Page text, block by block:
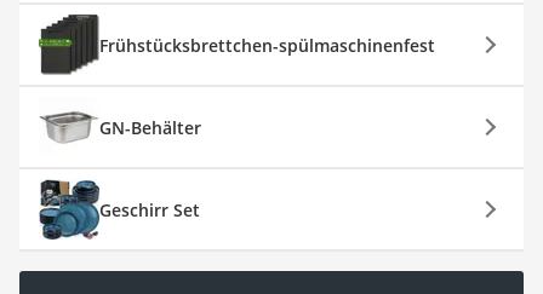
Frühstücksbrettchen-spülmaschinenfest
GN-Behälter
Geschirr Set